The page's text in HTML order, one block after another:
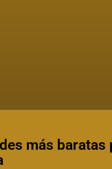
más baratas